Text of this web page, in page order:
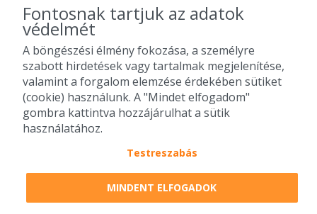
2010-2026 Copyright - Falatozz.hu - Diston-line Kft.
Pizza, gyros, hamburger, menük kedvező áron, egy helyen az összes
étterem ajánlata.
Fontosnak tartjuk az adatok
védelmét
A böngészési élmény fokozása, a személyre
szabott hirdetések vagy tartalmak megjelenítése,
valamint a forgalom elemzése érdekében sütiket
(cookie) használunk. A "Mindet elfogadom"
gombra kattintva hozzájárulhat a sütik
használatához.
Testreszabás
MINDENT ELFOGADOK